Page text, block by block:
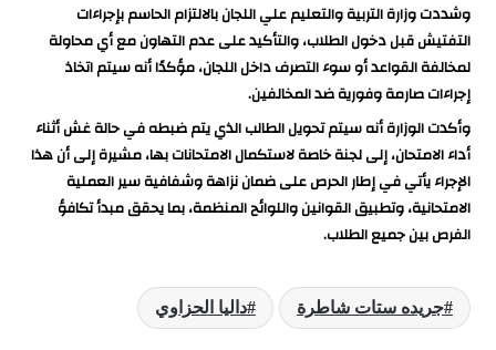
وشددت وزارة التربية والتعليم علي اللجان بالالتزام الحاسم بإجراءات
التفتيش قبل دخول الطلاب، والتأكيد على عدم التهاون مع أي محاولة
لمخالفة القواعد أو سوء التصرف داخل اللجان، مؤكدًا أنه سيتم اتخاذ
إجراءات صارمة وفورية ضد المخالفين.
وأكدت الوزارة أنه سيتم تحويل الطالب الذي يتم ضبطه في حالة غش أثناء
أداء الامتحان، إلى لجنة خاصة لاستكمال الامتحانات بها، مشيرة إلى أن هذا
الإجراء يأتي في إطار الحرص على ضمان نزاهة وشفافية سير العملية
الامتحانية، وتطبيق القوانين واللوائح المنظمة، بما يحقق مبدأ تكافؤ
الفرص بين جميع الطلاب.
جريده ستات شاطرة داليا الحزاوي